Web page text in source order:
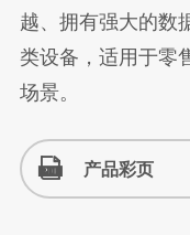
越、拥有强大的数
类设备，适用于零
场景。
产品彩页